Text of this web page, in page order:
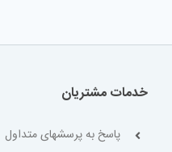
خدمات مشتریان
پاسخ به پرسشهای متداول